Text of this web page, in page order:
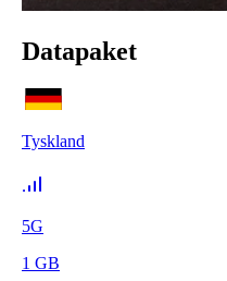
Datapaket
Tyskland
5G
1 GB